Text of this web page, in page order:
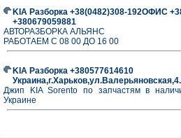
KIA Разборка +38(0482)308-192ОФИС
+380679059881
АВТОРАЗБОРКА АЛЬЯНС
РАБОТАЕМ С 08 00 ДО 16 00
KIA Разборка +380577614610
Джип KIA Sorento по запчастям в
Украине